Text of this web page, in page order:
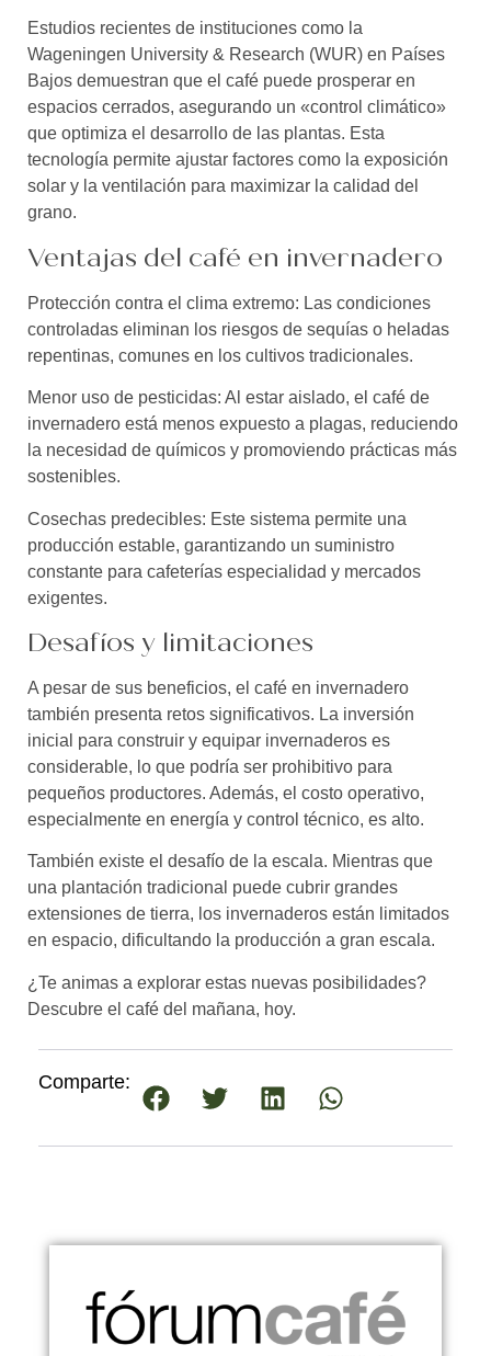
Estudios recientes de instituciones como la
Wageningen University & Research (WUR) en Países
Bajos demuestran que el café puede prosperar en
espacios cerrados, asegurando un «control climático»
que optimiza el desarrollo de las plantas. Esta
tecnología permite ajustar factores como la exposición
solar y la ventilación para maximizar la calidad del
grano.
Ventajas del café en invernadero
Protección contra el clima extremo: Las condiciones
controladas eliminan los riesgos de sequías o heladas
repentinas, comunes en los cultivos tradicionales.
Menor uso de pesticidas: Al estar aislado, el café de
invernadero está menos expuesto a plagas, reduciendo
la necesidad de químicos y promoviendo prácticas más
sostenibles.
Cosechas predecibles: Este sistema permite una
producción estable, garantizando un suministro
constante para cafeterías especialidad y mercados
exigentes.
Desafíos y limitaciones
A pesar de sus beneficios, el café en invernadero
también presenta retos significativos. La inversión
inicial para construir y equipar invernaderos es
considerable, lo que podría ser prohibitivo para
pequeños productores. Además, el costo operativo,
especialmente en energía y control técnico, es alto.
También existe el desafío de la escala. Mientras que
una plantación tradicional puede cubrir grandes
extensiones de tierra, los invernaderos están limitados
en espacio, dificultando la producción a gran escala.
¿Te animas a explorar estas nuevas posibilidades?
Descubre el café del mañana, hoy.
Comparte: